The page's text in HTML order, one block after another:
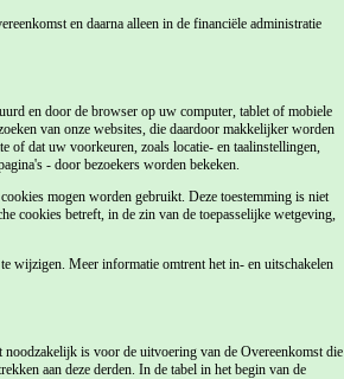
en daarna alleen in de financiële administratie
en door de browser op uw computer, tablet of mobiele
van onze websites, die daardoor makkelijker worden
dat uw voorkeuren, zoals locatie- en taalinstellingen,
- door bezoekers worden bekeken.
mogen worden gebruikt. Deze toestemming is niet
cookies betreft, in de zin van de toepasselijke wetgeving,
wijzigen. Meer informatie omtrent het in- en uitschakelen
is voor de uitvoering van de Overeenkomst die
aan deze derden. In de tabel in het begin van de